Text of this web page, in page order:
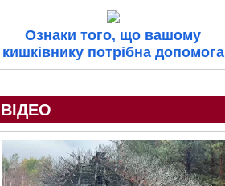
Ознаки того, що вашому
кишківнику потрібна допомога
ВІДЕО